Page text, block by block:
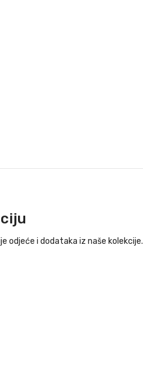
odjeće i dodataka iz naše kolekcije.